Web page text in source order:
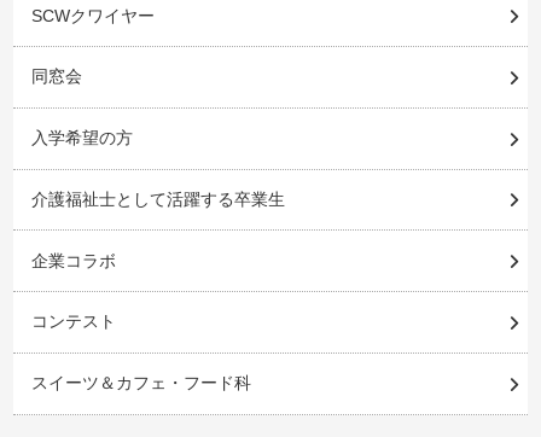
SCWクワイヤー
同窓会
入学希望の方
介護福祉士として活躍する卒業生
企業コラボ
コンテスト
スイーツ＆カフェ・フード科